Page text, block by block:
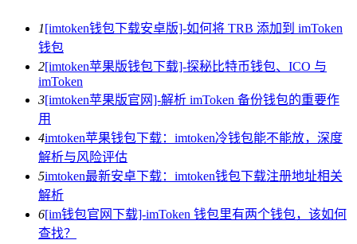
1[imtoken钱包下载安卓版]-如何将 TRB 添加到 imToken
钱包
2[imtoken苹果版钱包下载]-探秘比特币钱包、ICO 与
imToken
3[imtoken苹果版官网]-解析 imToken 备份钱包的重要作
用
4imtoken苹果钱包下载：imtoken冷钱包能不能放，深度
解析与风险评估
5imtoken最新安卓下载：imtoken钱包下载注册地址相关
解析
6[im钱包官网下载]-imToken 钱包里有两个钱包，该如何
查找？